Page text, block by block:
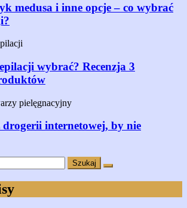
medusa i inne opcje – co wybrać
wybrać? Recenzja 3
internetowej, by nie